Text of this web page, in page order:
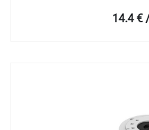
14.4 €